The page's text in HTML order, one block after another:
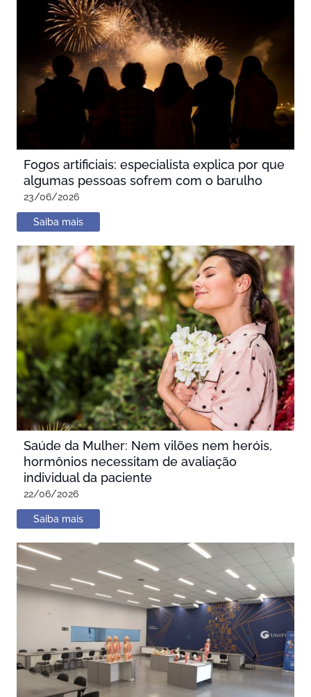
Fogos artificiais: especialista explica por que
algumas pessoas sofrem com o barulho
23/06/2026
Saiba mais
Saúde da Mulher: Nem vilões nem heróis,
hormônios necessitam de avaliação
individual da paciente
22/06/2026
Saiba mais